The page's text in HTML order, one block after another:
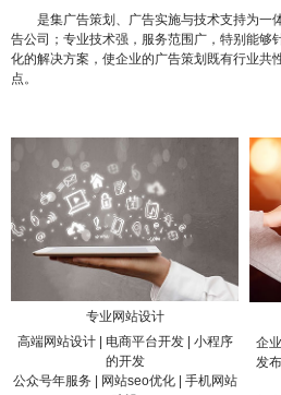
是集广告策划、广告实施与技术支持为一
告公司；专业技术强，服务范围广，特别能够
化的解决方案，使企业的广告策划既有行业共
点。
专业网站设计
高端网站设计 | 电商平台开发 | 小程序
的开发
公众号年服务 | 网站seo优化 | 手机网站
企
发